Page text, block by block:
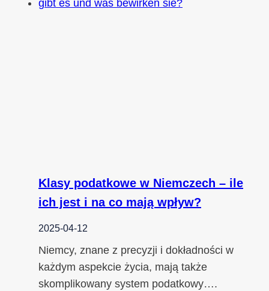
Klasy podatkowe w Niemczech – ile
ich jest i na co mają wpływ?
2025-04-12
Niemcy, znane z precyzji i dokładności w
każdym aspekcie życia, mają także
skomplikowany system podatkowy….